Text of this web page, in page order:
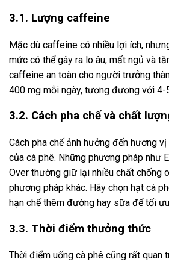
3.1. Lượng caffeine
Mặc dù caffeine có nhiều lợi ích,
mức có thể gây ra lo âu, mất ngủ và
caffeine an toàn cho người trưởng
400 mg mỗi ngày, tương đương với 4-
3.2. Cách pha chế và chất
Cách pha chế ảnh hưởng đến hương
của cà phê. Những phương pháp như
Over thường giữ lại nhiều chất chống
phương pháp khác. Hãy chọn hạt cà
hạn chế thêm đường hay sữa để tối
3.3. Thời điểm thưởng thức
Thời điểm uống cà phê cũng rất quan